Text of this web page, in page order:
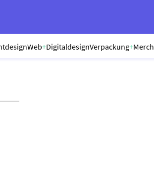
Web+DigitaldesignVerpackung+Merch